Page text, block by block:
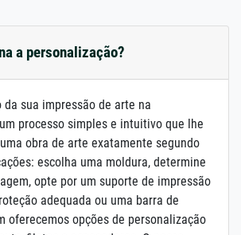
a personalização?
da sua impressão de arte na
processo simples e intuitivo que lhe
obra de arte exatamente segundo
escolha uma moldura, determine
opte por um suporte de impressão
adequada ou uma barra de
oferecemos opções de personalização